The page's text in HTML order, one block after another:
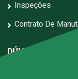
Inspeções
Contrato De
DÚVIDAS?